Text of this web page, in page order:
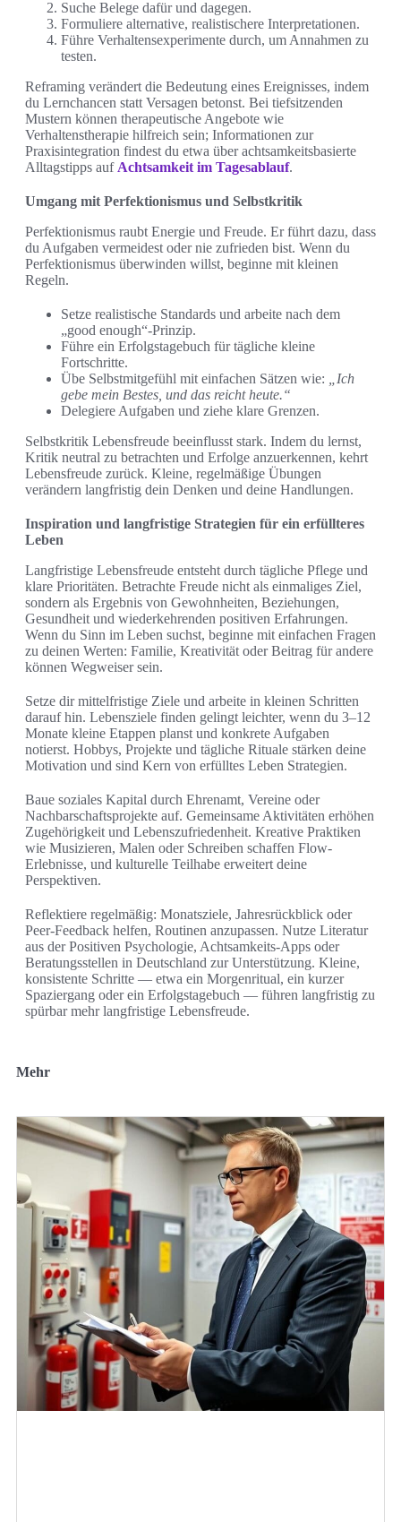
Suche Belege dafür und dagegen.
Formuliere alternative, realistischere Interpretationen.
Führe Verhaltensexperimente durch, um Annahmen zu
testen.
Reframing verändert die Bedeutung eines Ereignisses, indem
du Lernchancen statt Versagen betonst. Bei tiefsitzenden
Mustern können therapeutische Angebote wie
Verhaltenstherapie hilfreich sein; Informationen zur
Praxisintegration findest du etwa über achtsamkeitsbasierte
Alltagstipps auf Achtsamkeit im Tagesablauf.
Umgang mit Perfektionismus und Selbstkritik
Perfektionismus raubt Energie und Freude. Er führt dazu, dass
du Aufgaben vermeidest oder nie zufrieden bist. Wenn du
Perfektionismus überwinden willst, beginne mit kleinen
Regeln.
Setze realistische Standards und arbeite nach dem
„good enough“-Prinzip.
Führe ein Erfolgstagebuch für tägliche kleine
Fortschritte.
Übe Selbstmitgefühl mit einfachen Sätzen wie:
„Ich
gebe mein Bestes, und das reicht heute.“
Delegiere Aufgaben und ziehe klare Grenzen.
Selbstkritik Lebensfreude beeinflusst stark. Indem du lernst,
Kritik neutral zu betrachten und Erfolge anzuerkennen, kehrt
Lebensfreude zurück. Kleine, regelmäßige Übungen
verändern langfristig dein Denken und deine Handlungen.
Inspiration und langfristige Strategien für ein erfüllteres
Leben
Langfristige Lebensfreude entsteht durch tägliche Pflege und
klare Prioritäten. Betrachte Freude nicht als einmaliges Ziel,
sondern als Ergebnis von Gewohnheiten, Beziehungen,
Gesundheit und wiederkehrenden positiven Erfahrungen.
Wenn du Sinn im Leben suchst, beginne mit einfachen Fragen
zu deinen Werten: Familie, Kreativität oder Beitrag für andere
können Wegweiser sein.
Setze dir mittelfristige Ziele und arbeite in kleinen Schritten
darauf hin. Lebensziele finden gelingt leichter, wenn du 3–12
Monate kleine Etappen planst und konkrete Aufgaben
notierst. Hobbys, Projekte und tägliche Rituale stärken deine
Motivation und sind Kern von erfülltes Leben Strategien.
Baue soziales Kapital durch Ehrenamt, Vereine oder
Nachbarschaftsprojekte auf. Gemeinsame Aktivitäten erhöhen
Zugehörigkeit und Lebenszufriedenheit. Kreative Praktiken
wie Musizieren, Malen oder Schreiben schaffen Flow-
Erlebnisse, und kulturelle Teilhabe erweitert deine
Perspektiven.
Reflektiere regelmäßig: Monatsziele, Jahresrückblick oder
Peer-Feedback helfen, Routinen anzupassen. Nutze Literatur
aus der Positiven Psychologie, Achtsamkeits-Apps oder
Beratungsstellen in Deutschland zur Unterstützung. Kleine,
konsistente Schritte — etwa ein Morgenritual, ein kurzer
Spaziergang oder ein Erfolgstagebuch — führen langfristig zu
spürbar mehr langfristige Lebensfreude.
Mehr